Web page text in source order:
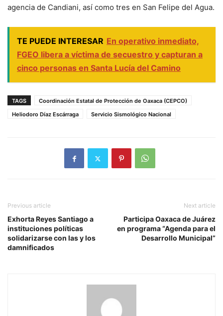
agencia de Candiani, así como tres en San Felipe del Agua.
TE PUEDE INTERESAR En operativo inmediato,
FGEO libera a víctima de secuestro y capturan a
cinco personas en Santa Lucía del Camino
TAGS
Coordinación Estatal de Protección de Oaxaca (CEPCO)
Heliodoro Díaz Escárraga
Servicio Sismológico Nacional
Previous article
Exhorta Reyes Santiago a
instituciones políticas
solidarizarse con las y los
damnificados
Next article
Participa Oaxaca de Juárez
en programa “Agenda para el
Desarrollo Municipal”